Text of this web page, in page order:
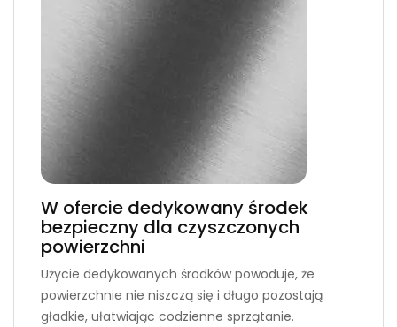
W ofercie dedykowany środek
bezpieczny dla czyszczonych
powierzchni
Użycie dedykowanych środków powoduje, że
powierzchnie nie niszczą się i długo pozostają
gładkie, ułatwiając codzienne sprzątanie.